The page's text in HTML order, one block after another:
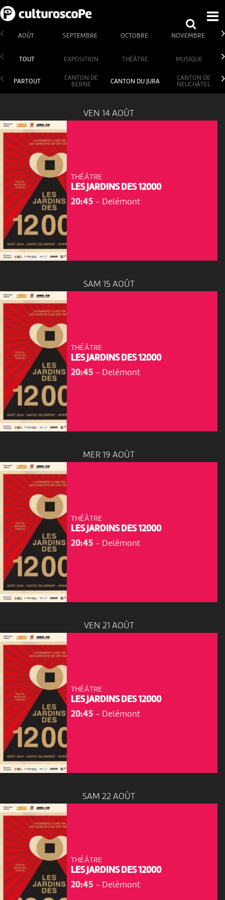
AOÛT SEPTEMBRE OCTOBRE NOVEMBRE
TOUT EXPOSITION THÉÂTRE MUSIQUE
PARTOUT
CANTON DE
BERNE
CANTON DU JURA
CANTON DE
NEUCHÂTEL
VEN 14 AOÛT
THÉÂTRE
LES JARDINS DES 12000
20:45 - Delémont
SAM 15 AOÛT
THÉÂTRE
LES JARDINS DES 12000
20:45 - Delémont
MER 19 AOÛT
THÉÂTRE
LES JARDINS DES 12000
20:45 - Delémont
VEN 21 AOÛT
THÉÂTRE
LES JARDINS DES 12000
20:45 - Delémont
SAM 22 AOÛT
THÉÂTRE
LES JARDINS DES 12000
20:45 - Delémont